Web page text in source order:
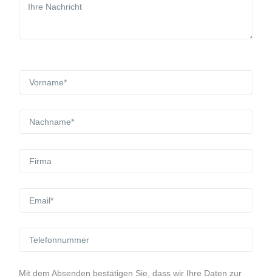
Mit dem Absenden bestätigen Sie, dass wir Ihre Daten zur